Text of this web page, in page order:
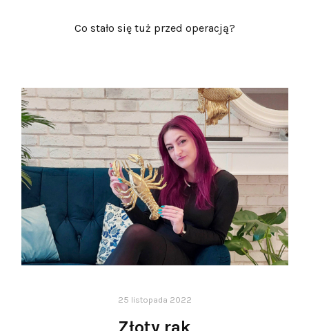
Co stało się tuż przed operacją?
25 listopada 2022